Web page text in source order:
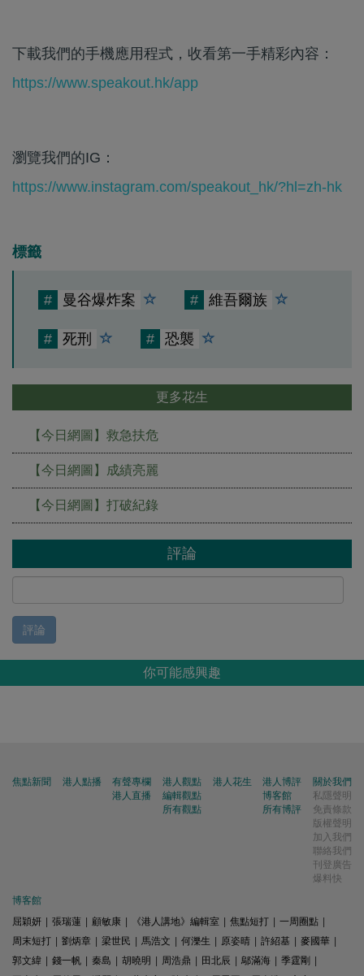
下載我們的手機應用程式，收看第一手精彩內容：
https://www.speakout.hk/app
瀏覽我們的IG：
https://www.instagram.com/speakout_hk/?hl=zh-hk
標籤
# 曼谷爆炸案‬ # 維吾爾族
# 死刑 # 恐襲
更多花生
【今日網圖】救急扶危
【今日網圖】成績亮麗
【今日網圖】打破紀錄
評論
評論
你可能感興趣
焦點新聞 港人點播
有聲專欄
港人直播
港人觀點
編輯觀點
所有觀點
港人花生
港人博評
博客館
所有博評
關於我們
私隱聲明
免責條款
版權聲明
加入我們
聯絡我們
刊登廣告
爆料快
博客館
屈穎妍
張瑞蓮 顧敏康 《港人講地》編輯室 焦點短打 一周圈點
周末短打
劉炳章 梁世民 馬浩文 何濼生 原姿晴 許紹基 麥國華
郭文緯
錢一帆 秦島 胡曉明 周浩鼎 田北辰 鄔滿海 季霆剛